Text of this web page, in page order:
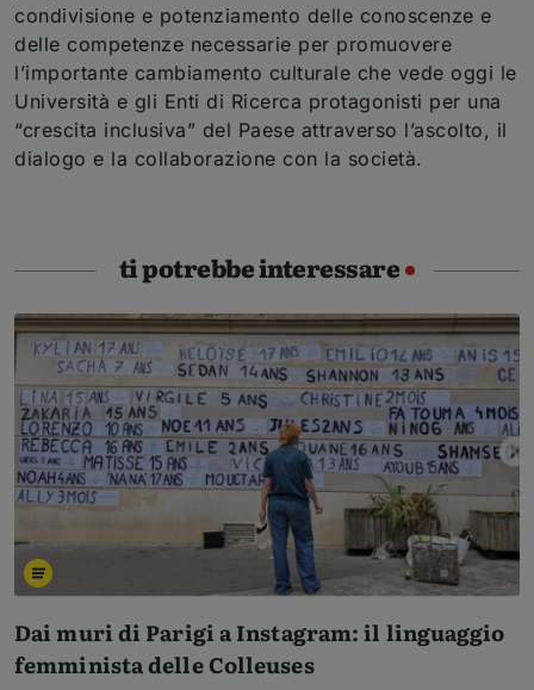
condivisione e potenziamento delle conoscenze e
delle competenze necessarie per promuovere
l’importante cambiamento culturale che vede oggi le
Università e gli Enti di Ricerca protagonisti per una
“crescita inclusiva” del Paese attraverso l’ascolto, il
dialogo e la collaborazione con la società.
ti potrebbe interessare
Dai muri di Parigi a Instagram: il linguaggio
femminista delle Colleuses